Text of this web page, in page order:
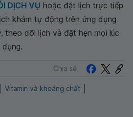
DỊCH VỤ hoặc đặt lịch trực tiếp
khám tự động trên ứng dụng
theo dõi lịch và đặt hẹn mọi lúc
Chia sẻ
Vitamin và khoáng chất